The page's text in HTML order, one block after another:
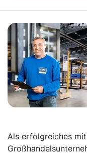
Als erfolgreiches